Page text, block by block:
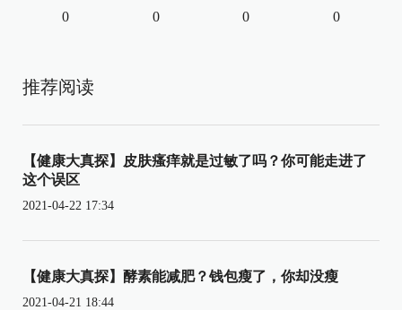
0 0 0 0
推荐阅读
【健康大真探】皮肤瘙痒就是过敏了吗？你可能走进了
这个误区
2021-04-22 17:34
【健康大真探】酵素能减肥？钱包瘦了，你却没瘦
2021-04-21 18:44